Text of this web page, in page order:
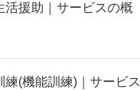
活援助｜サービスの概
練(機能訓練)｜サービス